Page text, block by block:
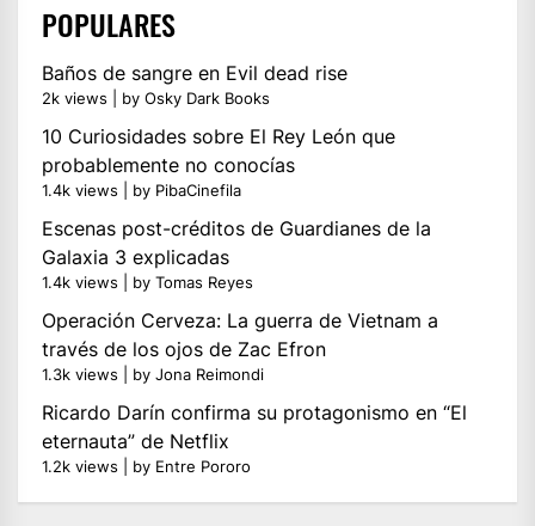
POPULARES
Baños de sangre en Evil dead rise
2k views by Osky Dark Books
10 Curiosidades sobre El Rey León que
probablemente no conocías
1.4k views by PibaCinefila
Escenas post-créditos de Guardianes de la
Galaxia 3 explicadas
1.4k views by Tomas Reyes
Operación Cerveza: La guerra de Vietnam a
través de los ojos de Zac Efron
1.3k views by Jona Reimondi
Ricardo Darín confirma su protagonismo en “El
eternauta” de Netflix
1.2k views by Entre Pororo